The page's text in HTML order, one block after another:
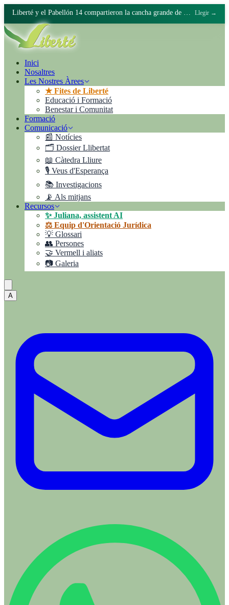
Liberté y el Pabellón 14 compartieron la cancha grande de Batán Llegir →
Inici
Nosaltres
Les Nostres Àrees
★ Fites de Liberté
Educació i Formació
Benestar i Comunitat
Formació
Comunicació
📰 Notícies
🗂️ Dossier Llibertat
📖 Càtedra Lliure
🎙️ Veus d'Esperança
📚 Investigacions
📡 Als mitjans
Recursos
✨ Juliana, assistent AI
⚖️ Equip d'Orientació Jurídica
💡 Glossari
👥 Persones
🤝 Vermell i aliats
📷 Galeria
A